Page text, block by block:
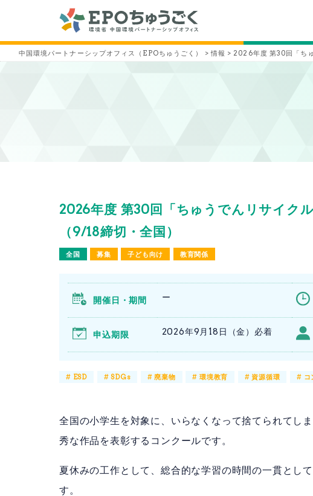
中国環境パートナーシップオフィス（EPOちゅうごく） >情報 > 2026年度 第30回「ち
2026年度 第30回「ちゅうでんリサイク
（9/18締切・全国）
全国 募集 子ども向け 教育関係
開催日・期間 ー
申込期限 2026年9月18日（金）必着
# ESD #SDGs #廃棄物 # 環境教育 #資源循環 # コ
全国の小学生を対象に、いらなくなって捨てられてし
秀な作品を表彰するコンクールです。
夏休みの工作として、総合的な学習の時間の一貫とし
す。